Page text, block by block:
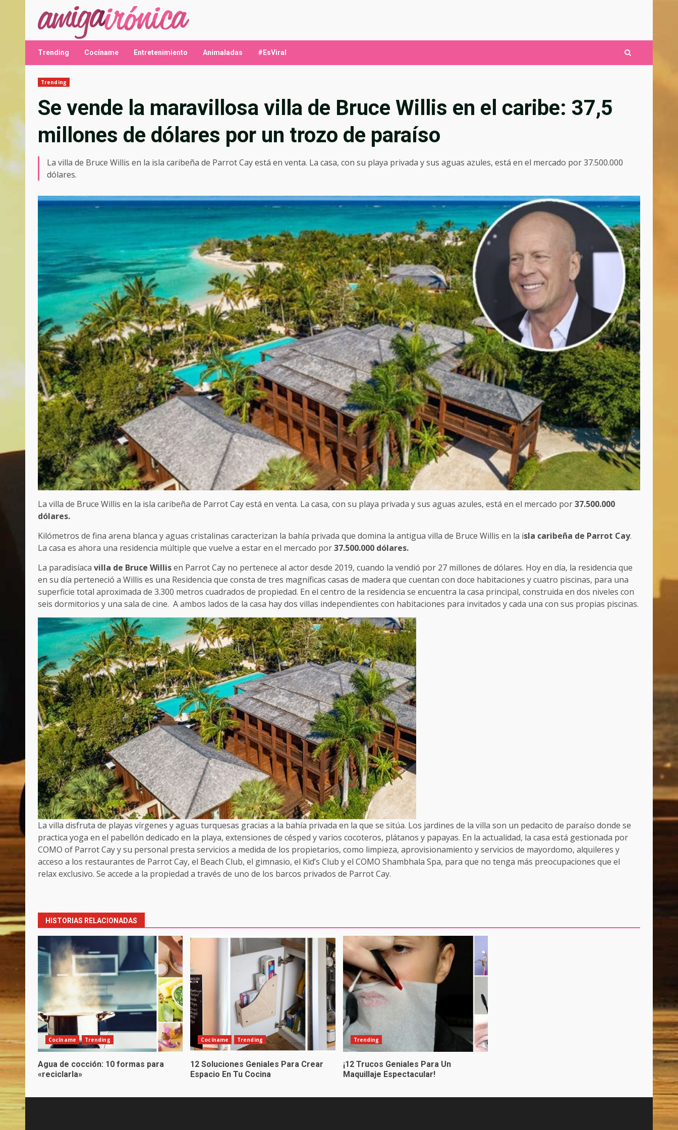
contenido
Trending Cocíname Entretenimiento Animaladas #EsViral
Trending
Se vende la maravillosa villa de Bruce Willis en el caribe: 37,5
millones de dólares por un trozo de paraíso
La villa de Bruce Willis en la isla caribeña de Parrot Cay está en venta. La casa, con su playa privada y sus aguas azules, está en el mercado por 37.500.000
dólares.
La villa de Bruce Willis en la isla caribeña de Parrot Cay está en venta. La casa, con su playa privada y sus aguas azules, está en el mercado por37.500.000
dólares.
Kilómetros de fina arena blanca y aguas cristalinas caracterizan la bahía privada que domina la antigua villa de Bruce Willis en la isla caribeña de Parrot Cay.
La casa es ahora una residencia múltiple que vuelve a estar en el mercado por37.500.000 dólares.
La paradisíaca villa de Bruce Willisen Parrot Cay no pertenece al actor desde 2019, cuando la vendió por 27 millones de dólares. Hoy en día, la residencia que
en su día perteneció a Willis es una Residencia que consta de tres magníficas casas de madera que cuentan con doce habitaciones y cuatro piscinas, para una
superficie total aproximada de 3.300 metros cuadrados de propiedad. En el centro de la residencia se encuentra la casa principal, construida en dos niveles con
seis dormitorios y una sala de cine. A ambos lados de la casa hay dos villas independientes con habitaciones para invitados y cada una con sus propias piscinas.
La villa disfruta de playas vírgenes y aguas turquesas gracias a la bahía privada en la que se sitúa. Los jardines de la villa son un pedacito de paraíso donde se
practica yoga en el pabellón dedicado en la playa, extensiones de césped y varios cocoteros, plátanos y papayas. En la actualidad, la casa está gestionada por
COMO of Parrot Cay y su personal presta servicios a medida de los propietarios, como limpieza, aprovisionamiento y servicios de mayordomo, alquileres y
acceso a los restaurantes de Parrot Cay, el Beach Club, el gimnasio, el Kid’s Club y el COMO Shambhala Spa, para que no tenga más preocupaciones que el
relax exclusivo. Se accede a la propiedad a través de uno de los barcos privados de Parrot Cay.
navigation
HISTORIAS RELACIONADAS
Cocíname Trending
Agua de cocción: 10 formas para
«reciclarla»
Cocíname Trending
12 Soluciones Geniales Para Crear
Espacio En Tu Cocina
Trending
¡12 Trucos Geniales Para Un
Maquillaje Espectacular!